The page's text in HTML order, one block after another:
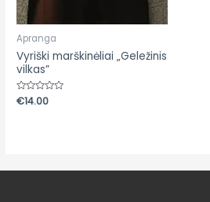
Apranga
Vyriški marškinėliai „Geležinis
vilkas”
Įvertinimas:
0
€14.00